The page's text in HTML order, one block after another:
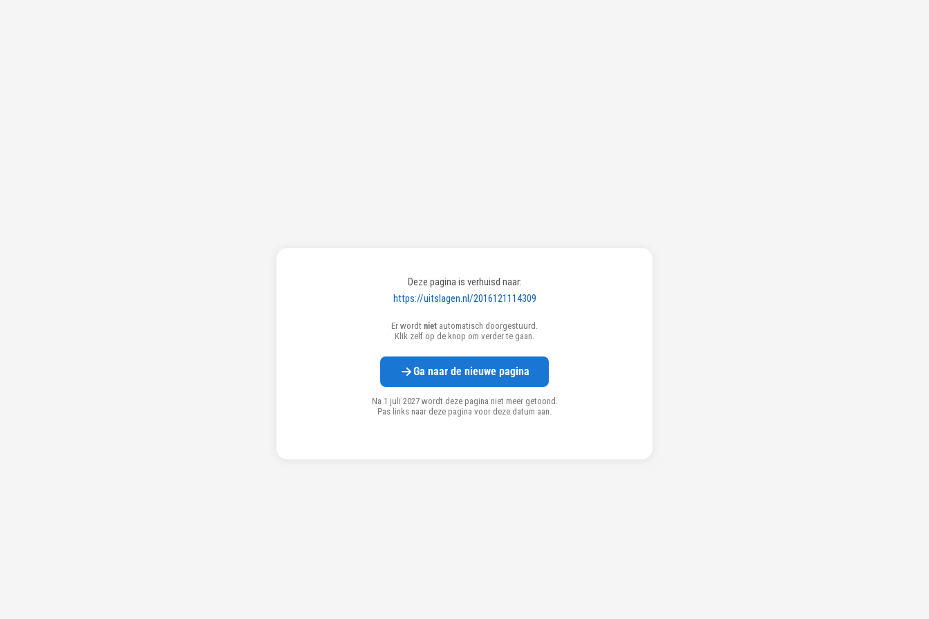
Deze pagina is verhuisd naar:
https://uitslagen.nl/2016121114309
Er wordt niet automatisch doorgestuurd.
Klik zelf op de knop om verder te gaan.
Ga naar de nieuwe pagina
Na 1 juli 2027 wordt deze pagina niet meer getoond.
Pas links naar deze pagina voor deze datum aan.